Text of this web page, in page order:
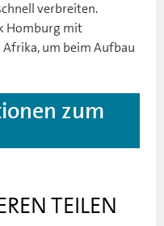
verbreiten.
Homburg mit
um beim Aufbau
zum
TEILEN